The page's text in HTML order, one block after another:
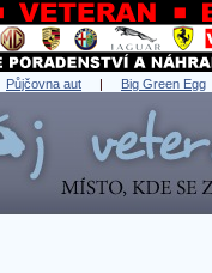
Půjčovna aut | Big Green Egg